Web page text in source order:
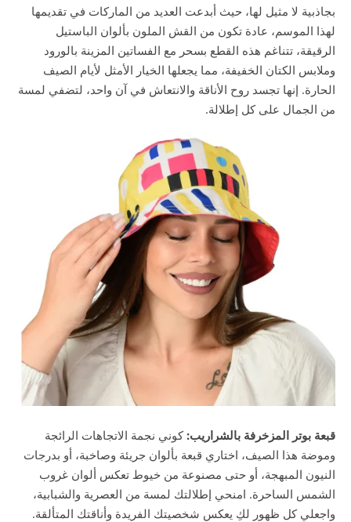
بجاذبية لا مثيل لها، حيث أبدعت العديد من الماركات في تقديمها
لهذا الموسم، عادة تكون من القش الملون بألوان الباستيل
الرقيقة، تتناغم هذه القطع بسحر مع الفساتين المزينة بالورود
وملابس الكتان الخفيفة، مما يجعلها الخيار الأمثل لأيام الصيف
الحارة. إنها تجسد روح الأناقة والانتعاش في آن واحد، لتضفي لمسة
من الجمال على كل إطلالة.
قبعة بوتر المزخرفة بالشراريب:كوني نجمة الاتجاهات الرائجة
وموضة هذا الصيف، اختاري قبعة بألوان جريئة وصاخبة، أو بدرجات
النيون المبهجة، أو حتى مصنوعة من خيوط تعكس ألوان غروب
الشمس الساحرة. امنحي إطلالتك لمسة من العصرية والشبابية،
واجعلي كل ظهور لكِ يعكس شخصيتك الفريدة وأناقتك المتألقة.